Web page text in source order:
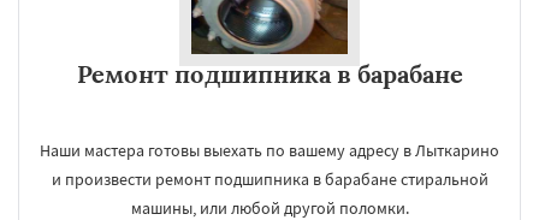
Ремонт подшипника в барабане
Наши мастера готовы выехать по вашему адресу в Лыткарино
и произвести ремонт подшипника в барабане стиральной
машины, или любой другой поломки.